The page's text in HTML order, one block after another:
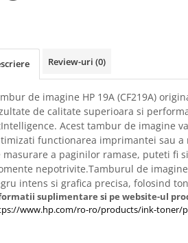
3D
Review-uri (0)
de imagine HP 19A (CF219A)
de calitate superioara si
Acest tambur de imagine
functionarea imprimantei sau
masurare a paginilor ramase, puteti fi
nepotrivite.Tamburul de
intens si grafica precisa, folosind
suplimentare si pe website-ul
www.hp.com/ro-ro/products/ink-toner/